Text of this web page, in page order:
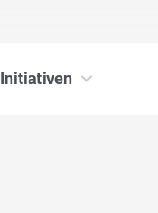
Initiativen